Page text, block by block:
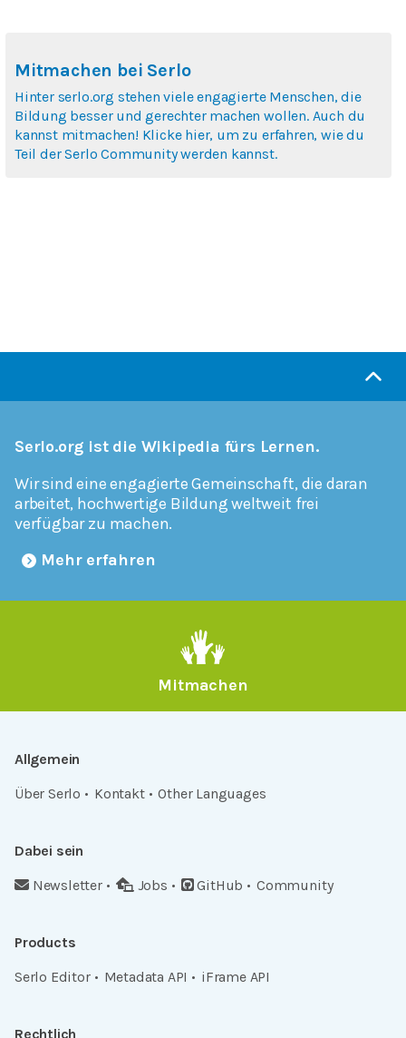
Mitmachen bei Serlo
Hinter serlo.org stehen viele engagierte Menschen, die
Bildung besser und gerechter machen wollen. Auch du
kannst mitmachen! Klicke hier, um zu erfahren, wie du
Teil der Serlo Community werden kannst.
Serlo.org ist die Wikipedia fürs Lernen.
Wir sind eine engagierte Gemeinschaft, die daran
arbeitet, hochwertige Bildung weltweit frei
verfügbar zu machen.
Mehr erfahren
Mitmachen
Allgemein
Über Serlo
Kontakt Other Languages
Dabei sein
Newsletter
Jobs GitHub Community
Products
Serlo Editor
Metadata API iFrame API
Rechtlich